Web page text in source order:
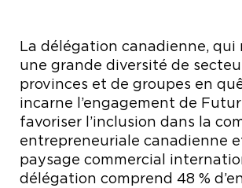
La délégation canadienne, qui
une grande diversité de
provinces et de groupes en
incarne l’engagement de
favoriser l’inclusion dans la
entrepreneuriale canadienne
paysage commercial
délégation comprend 48 %